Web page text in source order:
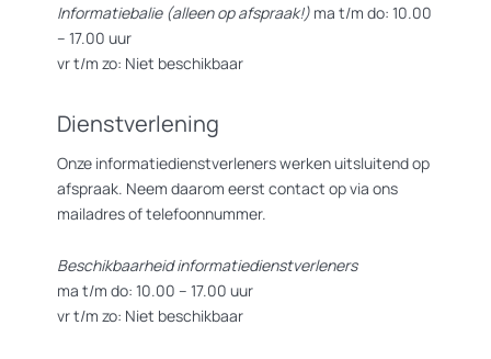
Informatiebalie (alleen op afspraak!) ma t/m do: 10.00
– 17.00 uur
vr t/m zo: Niet beschikbaar
Dienstverlening
Onze informatiedienstverleners werken uitsluitend op
afspraak. Neem daarom eerst contact op via ons
mailadres of telefoonnummer.
Beschikbaarheid informatiedienstverleners
ma t/m do: 10.00 – 17.00 uur
vr t/m zo: Niet beschikbaar